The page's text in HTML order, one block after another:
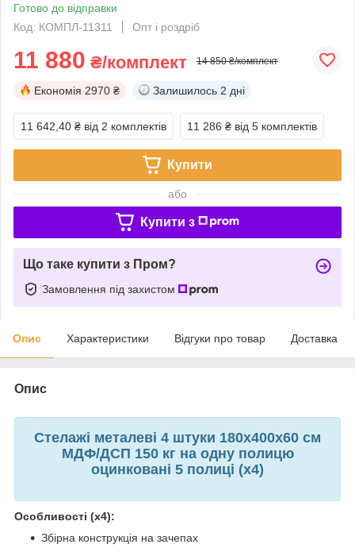
Готово до відправки
Код: КОМПЛ-11311
Опт і роздріб
11 880 ₴/комплект 14 850 ₴/комплект
Економія 2970 ₴ Залишилось 2 дні
11 642,40 ₴ від 2 комплектів 11 286 ₴ від 5 комплектів
Купити
або
Купити з
Що таке купити з Пром?
Замовлення під захистом
Опис Характеристики Відгуки про товар Доставка
Опис
Стелажі металеві 4 штуки 180х400х60 см
МДФ/ДСП 150 кг на одну полицю
оцинковані 5 полиці (х4)
Особливості (х4):
Збірна конструкція на зачепах